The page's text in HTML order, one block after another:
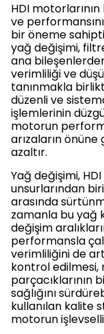
HDI
ve
bir öneme
yağ değişimi,
ana
verimliliği ve
tanınmakla
düzenli ve
işlemlerinin
motorun
arızaların
azaltır.
Yağ değişimi,
unsurlarından
arasında
zamanla bu yağ
değişim
performansla
verimliliğini de
kontrol
parçacıklarının
sağlığını
kullanılan kalite
motorun